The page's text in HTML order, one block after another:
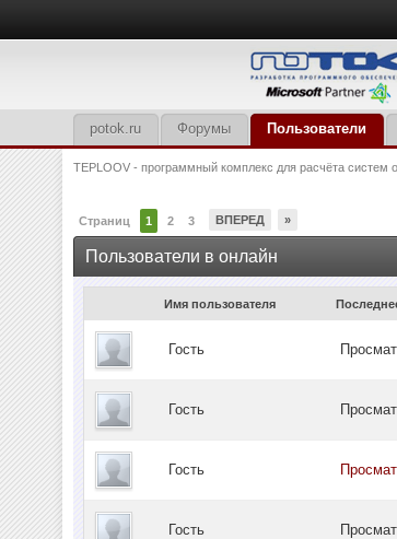
potok.ru Форумы Пользователи
TEPLOOV - программный комплекс для расчёта систем
Страниц 1 2 3 ВПЕРЕД »
Пользователи в онлайн
Имя пользователя
Гость
Гость
Гость
Гость